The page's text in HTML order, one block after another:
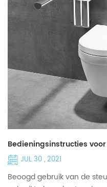
Bedieningsinstructies
JUL 30 , 2021
Beoogd gebruik van de